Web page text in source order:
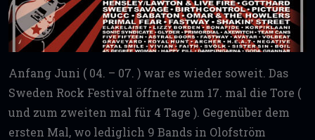
Anfang Juni ( 04. – 07. ) war es wieder soweit. Das
Sweden Rock Festival öffnete zum 17. mal die Tore (
und zum zweiten mal für 4 Tage ). Gegenüber dem
ersten Mal, wo lediglich 9 Bands in Olofström